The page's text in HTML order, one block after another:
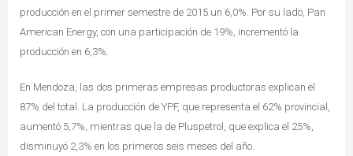
producción en el primer semestre de 2015 un 6,0%. Por su lado, Pan
American Energy, con una participación de 19%, incrementó la
producción en 6,3%.
En Mendoza, las dos primeras empresas productoras explican el
87% del total. La producción de YPF, que representa el 62% provincial,
aumentó 5,7%, mientras que la de Pluspetrol, que explica el 25%,
disminuyó 2,3% en los primeros seis meses del año.